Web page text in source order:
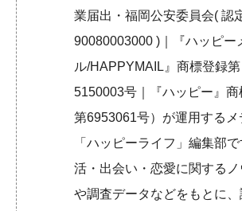
業届出・福岡公安委員会( 認
90080003000 )｜『ハッピー
ル/HAPPYMAIL』商標登録第
5150003号｜『ハッピー』商
第6953061号）が運用するメ
「ハッピーライフ」編集部
活・出会い・恋愛に関するノ
や調査データなどをもとに